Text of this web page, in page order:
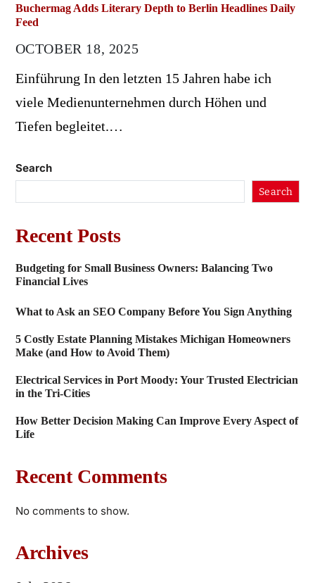
Buchermag Adds Literary Depth to Berlin Headlines Daily
Feed
OCTOBER 18, 2025
Einführung In den letzten 15 Jahren habe ich
viele Medienunternehmen durch Höhen und
Tiefen begleitet.…
Search
Search
Recent Posts
Budgeting for Small Business Owners: Balancing Two
Financial Lives
What to Ask an SEO Company Before You Sign Anything
5 Costly Estate Planning Mistakes Michigan Homeowners
Make (and How to Avoid Them)
Electrical Services in Port Moody: Your Trusted Electrician
in the Tri-Cities
How Better Decision Making Can Improve Every Aspect of
Life
Recent Comments
No comments to show.
Archives